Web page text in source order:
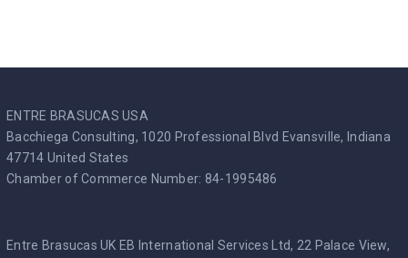
ENTRE BRASUCAS USA
Bacchiega Consulting, 1020 Professional Blvd Evansville, Indiana
47714 United States
Chamber of Commerce Number: 84-1995486
Entre Brasucas UK EB International Services Ltd, 22 Palace View,